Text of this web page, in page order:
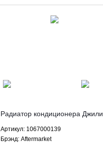
Радиатор кондиционера Джили
Aftermarket
Артикул: 1067000139
Брэнд: Aftermarket